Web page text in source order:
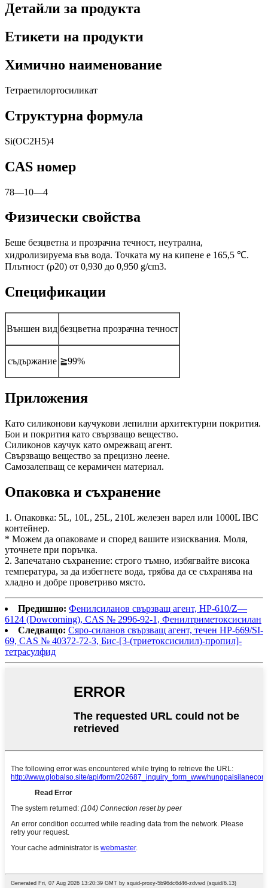
Детайли за продукта
Етикети на продукти
Химично наименование
Тетраетилортосиликат
Структурна формула
Si(OC2H5)4
CAS номер
78—10—4
Физически свойства
Беше безцветна и прозрачна течност, неутрална,
хидролизируема във вода. Точката му на кипене е 165,5 ℃.
Плътност (ρ20) от 0,930 до 0,950 g/cm3.
Спецификации
Външен вид безцветна прозрачна течност
съдържание ≧99%
Приложения
Като силиконови каучукови лепилни архитектурни покрития.
Бои и покрития като свързващо вещество.
Силиконов каучук като омрежващ агент.
Свързващо вещество за прецизно леене.
Самозалепващ се керамичен материал.
Опаковка и съхранение
1. Опаковка: 5L, 10L, 25L, 210L железен варел или 1000L IBC
контейнер.
* Можем да опаковаме и според вашите изисквания. Моля,
уточнете при поръчка.
2. Запечатано съхранение: строго тъмно, избягвайте висока
температура, за да избегнете вода, трябва да се съхранява на
хладно и добре проветриво място.
Предишно: Фенилсиланов свързващ агент, HP-610/Z—
6124 (Dowcorning), CAS № 2996-92-1, Фенилтриметоксисилан
Следващо: Сяро-силанов свързващ агент, течен HP-669/SI-
69, CAS № 40372-72-3, Бис-[3-(триетоксисилил)-пропил]-
тетрасулфид